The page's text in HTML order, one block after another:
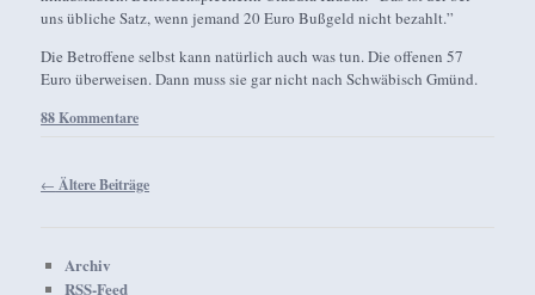
uns übliche Satz, wenn jemand 20 Euro Bußgeld nicht bezahlt.”
Die Betroffene selbst kann natürlich auch was tun. Die offenen 57
Euro überweisen. Dann muss sie gar nicht nach Schwäbisch Gmünd.
88 Kommentare
Beitragsnavigation
← Ältere Beiträge
Archiv
RSS-Feed